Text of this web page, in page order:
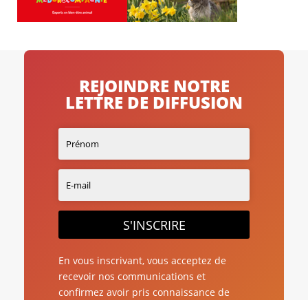
REJOINDRE NOTRE
LETTRE DE DIFFUSION
S'INSCRIRE
En vous inscrivant, vous acceptez de
recevoir nos communications et
confirmez avoir pris connaissance de